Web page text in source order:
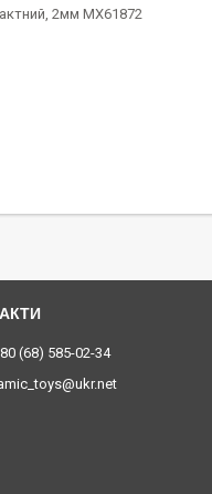
2мм MX61872
(68) 585-02-34